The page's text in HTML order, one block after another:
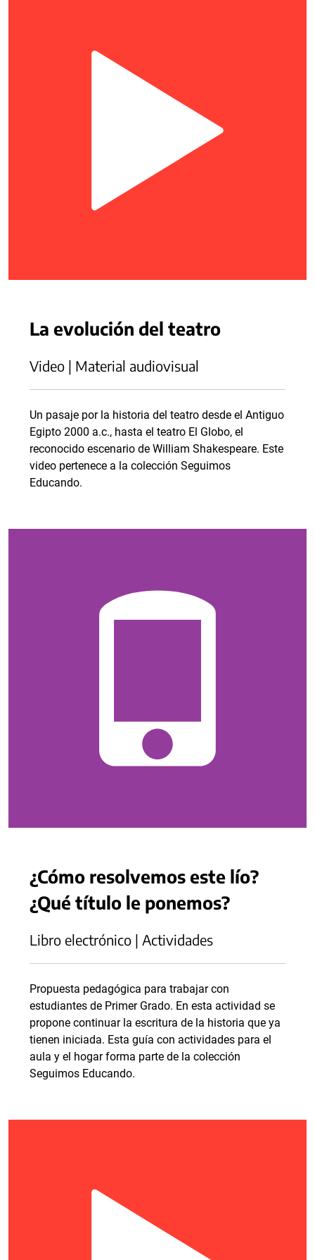
La evolución del teatro
Video | Material audiovisual
Un pasaje por la historia del teatro desde el Antiguo
Egipto 2000 a.c., hasta el teatro El Globo, el
reconocido escenario de William Shakespeare. Este
video pertenece a la colección Seguimos
Educando.
¿Cómo resolvemos este lío?
¿Qué título le ponemos?
Libro electrónico | Actividades
Propuesta pedagógica para trabajar con
estudiantes de Primer Grado. En esta actividad se
propone continuar la escritura de la historia que ya
tienen iniciada. Esta guía con actividades para el
aula y el hogar forma parte de la colección
Seguimos Educando.